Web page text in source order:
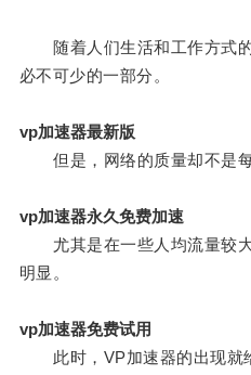
随着人们生活和工作方式的
必不可少的一部分。
vp加速器最新版
但是，网络的质量却不是每
vp加速器永久免费加速
尤其是在一些人均流量较大
明显。
vp加速器免费试用
此时，VP加速器的出现就